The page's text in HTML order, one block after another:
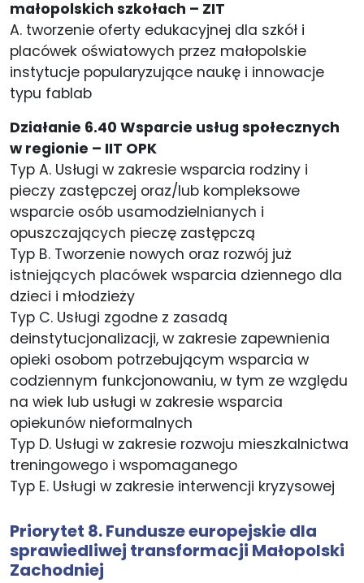
małopolskich szkołach – ZIT
A. tworzenie oferty edukacyjnej dla szkół i
placówek oświatowych przez małopolskie
instytucje popularyzujące naukę i innowacje
typu fablab
Działanie 6.40 Wsparcie usług społecznych
w regionie – IIT OPK
Typ A. Usługi w zakresie wsparcia rodziny i
pieczy zastępczej oraz/lub kompleksowe
wsparcie osób usamodzielnianych i
opuszczających pieczę zastępczą
Typ B. Tworzenie nowych oraz rozwój już
istniejących placówek wsparcia dziennego dla
dzieci i młodzieży
Typ C. Usługi zgodne z zasadą
deinstytucjonalizacji, w zakresie zapewnienia
opieki osobom potrzebującym wsparcia w
codziennym funkcjonowaniu, w tym ze względu
na wiek lub usługi w zakresie wsparcia
opiekunów nieformalnych
Typ D. Usługi w zakresie rozwoju mieszkalnictwa
treningowego i wspomaganego
Typ E. Usługi w zakresie interwencji kryzysowej
Priorytet 8. Fundusze europejskie dla
sprawiedliwej transformacji Małopolski
Zachodniej